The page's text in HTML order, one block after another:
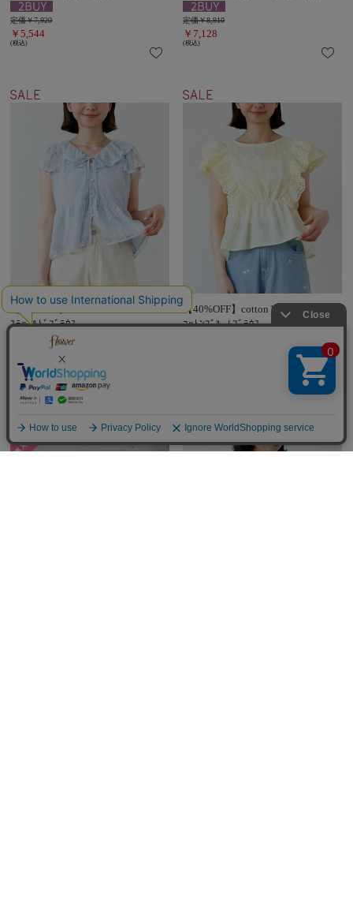
定価￥7,920
￥5,544
(税込)
定価￥8,910
￥7,128
(税込)
【40%OFF】lace ruffled blouse～ﾚｰ
ｽﾗｯﾌﾙﾄﾞﾌﾞﾗｳｽ
定価￥8,910
￥5,346
(税込)
【40%OFF】cotton bloom blouse～
ｺｯﾄﾝﾌﾞﾙｰﾑﾌﾞﾗｳｽ